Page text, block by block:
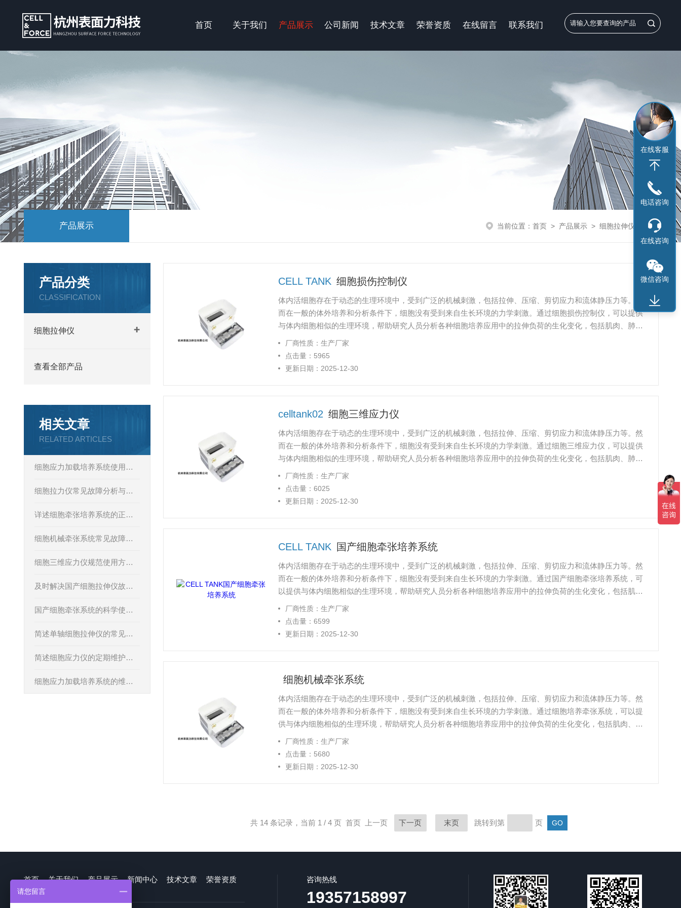
首页 关于我们 产品展示 公司新闻 技术文章 荣誉资质 在线留言 联系我们
产品展示 当前位置： 首页> 产品展示> 细胞拉伸仪
产品分类
CLASSIFICATION
细胞拉伸仪
查看全部产品
相关文章
RELATED ARTICLES
细胞应力加载培养系统使用过程中常见问题及相应解决方法全分享
细胞拉力仪常见故障分析与对应解决策略分享
详述细胞牵张培养系统的正确操作使用方法
细胞机械牵张系统常见故障及对应解决策略详解
细胞三维应力仪规范使用方法，一学就会！
及时解决国产细胞拉伸仪故障是实现高效工作的关键保障
国产细胞牵张系统的科学使用方法分享
简述单轴细胞拉伸仪的常见故障诊断相应解决方法
简述细胞应力仪的定期维护保养方法
细胞应力加载培养系统的维护保养方法分享
CELL TANK 细胞损伤控制仪
体内活细胞存在于动态的生理环境中，受到广泛的机械刺激，包括拉伸、压缩、剪切应力和流体静压力等。然
而在一般的体外培养和分析条件下，细胞没有受到来自生长环境的力学刺激。通过细胞损伤控制仪，可以提供
与体内细胞相似的生理环境，帮助研究人员分析各种细胞培养应用中的拉伸负荷的生化变化，包括肌肉、肺、
心脏、血管、皮肤等。
厂商性质：生产厂家
点击量：5965
更新日期：2025-12-30
celltank02 细胞三维应力仪
体内活细胞存在于动态的生理环境中，受到广泛的机械刺激，包括拉伸、压缩、剪切应力和流体静压力等。然
而在一般的体外培养和分析条件下，细胞没有受到来自生长环境的力学刺激。通过细胞三维应力仪，可以提供
与体内细胞相似的生理环境，帮助研究人员分析各种细胞培养应用中的拉伸负荷的生化变化，包括肌肉、肺、
心脏、血管、皮肤等。
厂商性质：生产厂家
点击量：6025
更新日期：2025-12-30
CELL TANK 国产细胞牵张培养系统
体内活细胞存在于动态的生理环境中，受到广泛的机械刺激，包括拉伸、压缩、剪切应力和流体静压力等。然
而在一般的体外培养和分析条件下，细胞没有受到来自生长环境的力学刺激。通过国产细胞牵张培养系统，可
以提供与体内细胞相似的生理环境，帮助研究人员分析各种细胞培养应用中的拉伸负荷的生化变化，包括肌
肉、肺、心脏、血管、皮肤等。
厂商性质：生产厂家
点击量：6599
更新日期：2025-12-30
细胞机械牵张系统
体内活细胞存在于动态的生理环境中，受到广泛的机械刺激，包括拉伸、压缩、剪切应力和流体静压力等。然
而在一般的体外培养和分析条件下，细胞没有受到来自生长环境的力学刺激。通过细胞培养牵张系统，可以提
供与体内细胞相似的生理环境，帮助研究人员分析各种细胞培养应用中的拉伸负荷的生化变化，包括肌肉、
肺、心脏、血管、皮肤等。
厂商性质：生产厂家
点击量：5680
更新日期：2025-12-30
共 14 条记录，当前 1 / 4 页 首页 上一页 下一页 末页 跳转到第 页
首页 关于我们 产品展示 新闻中心 技术文章 荣誉资质
联系方式
咨询热线
19357158997
在线客服
电话咨询
在线咨询
微信咨询
请您留言